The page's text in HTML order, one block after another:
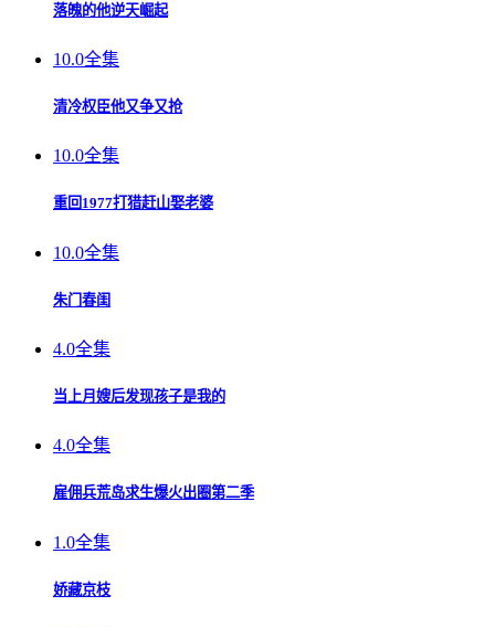
落魄的他逆天崛起
10.0全集
清冷权臣他又争又抢
10.0全集
重回1977打猎赶山娶老婆
10.0全集
朱门春闺
4.0全集
当上月嫂后发现孩子是我的
4.0全集
雇佣兵荒岛求生爆火出圈第二季
1.0全集
娇藏京枝